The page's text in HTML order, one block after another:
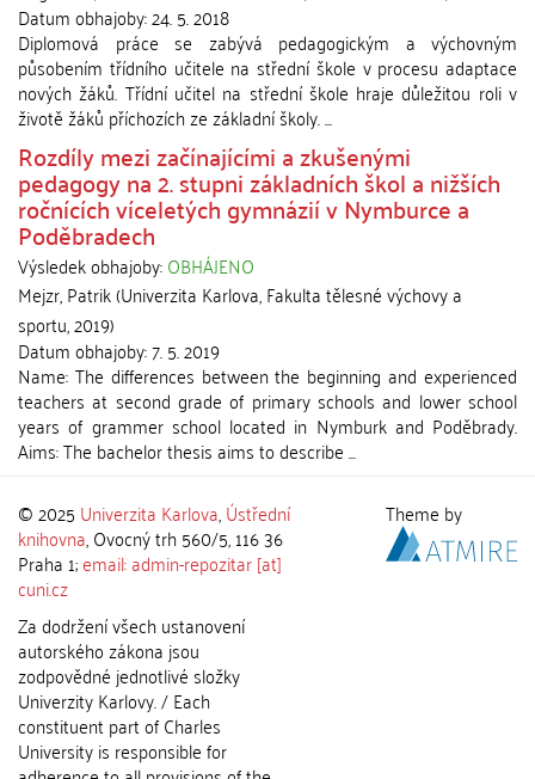
Datum obhajoby:24. 5. 2018
Diplomová práce se zabývá pedagogickým a výchovným
působením třídního učitele na střední škole v procesu adaptace
nových žáků. Třídní učitel na střední škole hraje důležitou roli v
životě žáků příchozích ze základní školy. ...
Rozdíly mezi začínajícími a zkušenými
pedagogy na 2. stupni základních škol a nižších
ročnících víceletých gymnázií v Nymburce a
Poděbradech
Výsledek obhajoby:OBHÁJENO
Mejzr, Patrik(Univerzita Karlova, Fakulta tělesné výchovy a
sportu,2019)
Datum obhajoby:7. 5. 2019
Name: The differences between the beginning and experienced
teachers at second grade of primary schools and lower school
years of grammer school located in Nymburk and Poděbrady.
Aims: The bachelor thesis aims to describe ...
© 2025 Univerzita Karlova,Ústřední
knihovna, Ovocný trh 560/5, 116 36
Praha 1;email: admin-repozitar [at]
cuni.cz
Za dodržení všech ustanovení
autorského zákona jsou
zodpovědné jednotlivé složky
Univerzity Karlovy. / Each
constituent part of Charles
University is responsible for
Theme by